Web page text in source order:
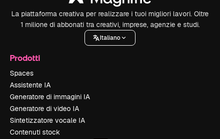
La piattaforma creativa per realizzare i tuoi migliori lavori. Oltre
1 milione di abbonati tra creativi, imprese, agenzie e studi.
Italiano
Prodotti
Spaces
Assistente IA
Generatore di immagini IA
Generatore di video IA
Sintetizzatore vocale IA
Contenuti stock